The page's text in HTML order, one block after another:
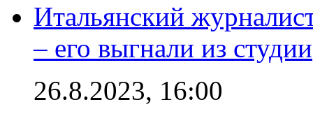
Итальянский
– его выгнали из студии
26.8.2023, 16:00